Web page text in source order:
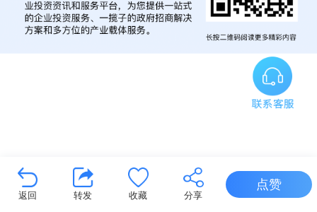
返回 转发 收藏 分享
点赞